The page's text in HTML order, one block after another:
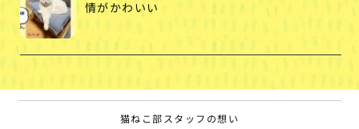
情がかわいい
猫ねこ部スタッフの想い